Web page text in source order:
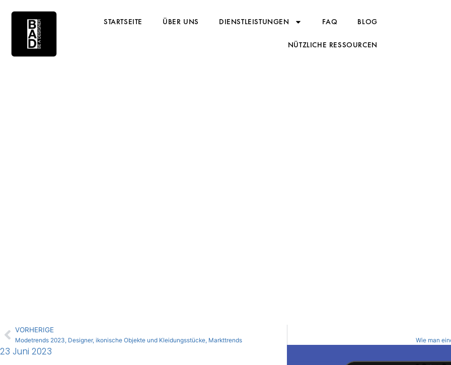
STARTSEITE ÜBER UNS DIENSTLEISTUNGEN FAQ BLOG
NÜTZLICHE RESSOURCEN
VORHERIGE
Modetrends 2023, Designer, ikonische Objekte und Kleidungsstücke, Markttrends Wie man
23 Juni 2023